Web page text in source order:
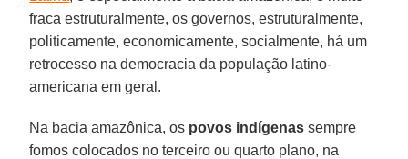
fraca estruturalmente, os governos, estruturalmente,
politicamente, economicamente, socialmente, há um
retrocesso na democracia da população latino-
americana em geral.
Na bacia amazônica, os povos indígenas sempre
fomos colocados no terceiro ou quarto plano, na